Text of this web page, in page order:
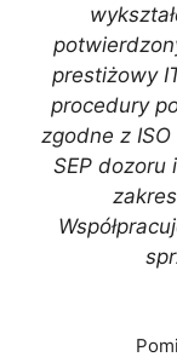
prestiżowy
procedury
zgodne z
SEP dozoru